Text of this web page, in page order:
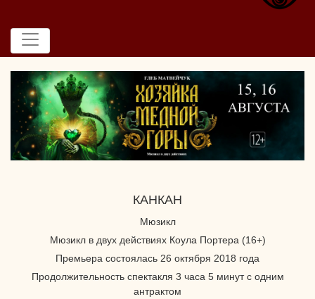
КАНКАН
Мюзикл
Мюзикл в двух действиях Коула Портера (16+)
Премьера состоялась 26 октября 2018 года
Продолжительность спектакля 3 часа 5 минут с одним
антрактом